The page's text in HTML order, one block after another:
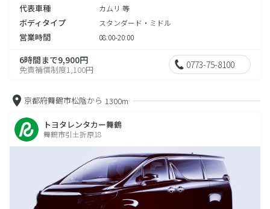
代表車種 カムリ 等
ボディタイプ スタンダード・ミドル
営業時間 08:00-20:00
6時間まで9,900円
免責補償制度1,100円 0773-75-8100
京都府舞鶴市松陰から 1300m
トヨタレンタカー舞鶴
舞鶴市引土折原18